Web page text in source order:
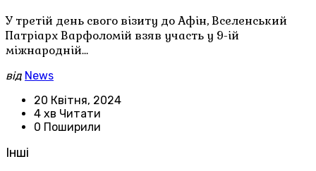
У третій день свого візиту до Афін, Вселенський
Патріарх Варфоломій взяв участь у 9-ій
міжнародній…
від News
20 Квітня, 2024
4 хв Читати
0 Поширили
Інші